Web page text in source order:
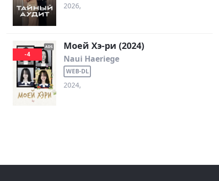
2026,
-4
Моей Хэ-ри (2024)
Naui Haeriege
WEB-DL
2024,